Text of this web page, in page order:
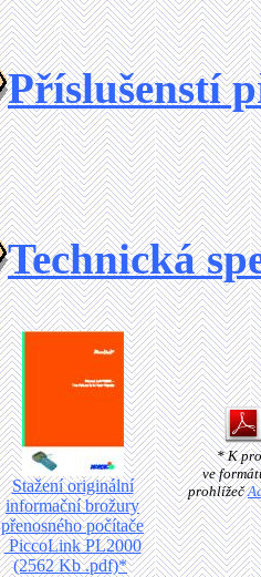
Příslušenstí
Technická
Stažení originální
informační brožury
přenosného počítače
PiccoLink PL2000
(2562 Kb .pdf)*
* K
ve
prohlížeč